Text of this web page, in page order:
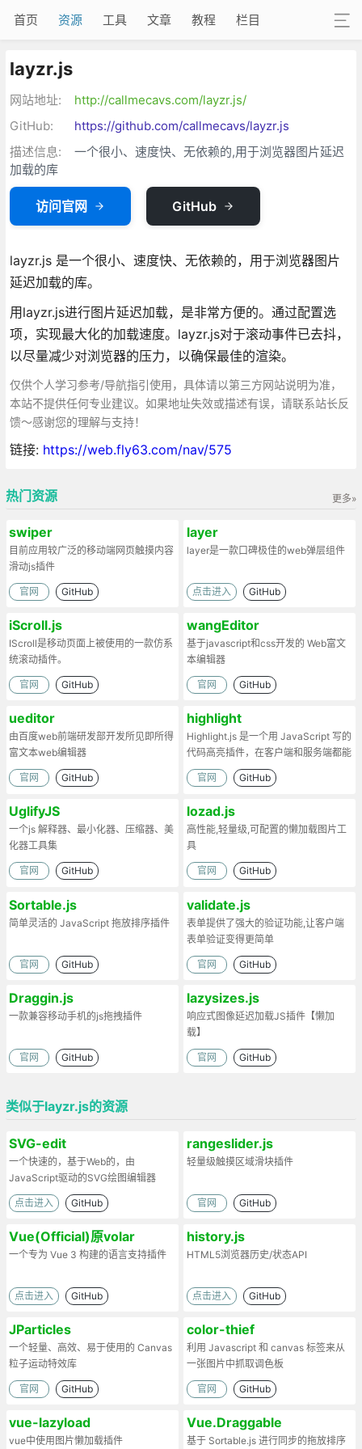
首页 资源 工具 文章 教程 栏目
layzr.js
网站地址:
http://callmecavs.com/layzr.js/
GitHub:
https://github.com/callmecavs/layzr.js
描述信息:
一个很小、速度快、无依赖的,用于浏览器图片延迟
加载的库
访问官网 GitHub
layzr.js 是一个很小、速度快、无依赖的，用于浏览器图片
延迟加载的库。
用layzr.js进行图片延迟加载，是非常方便的。通过配置选
项，实现最大化的加载速度。layzr.js对于滚动事件已去抖，
以尽量减少对浏览器的压力，以确保最佳的渲染。
仅供个人学习参考/导航指引使用，具体请以第三方网站说明为准，
本站不提供任何专业建议。如果地址失效或描述有误，请联系站长反
馈～感谢您的理解与支持！
链接: https://web.fly63.com/nav/575
更多»
热门资源
swiper
目前应用较广泛的移动端网页触摸内容
滑动js插件
官网 GitHub
layer
layer是一款口碑极佳的web弹层组件
点击进入 GitHub
iScroll.js
IScroll是移动页面上被使用的一款仿系
统滚动插件。
官网 GitHub
wangEditor
基于javascript和css开发的 Web富文
本编辑器
官网 GitHub
ueditor
由百度web前端研发部开发所见即所得
富文本web编辑器
官网 GitHub
highlight
Highlight.js 是一个用 JavaScript 写的
代码高亮插件，在客户端和服务端都能
工作。
官网 GitHub
UglifyJS
一个js 解释器、最小化器、压缩器、美
化器工具集
官网 GitHub
lozad.js
高性能,轻量级,可配置的懒加载图片工
具
官网 GitHub
Sortable.js
简单灵活的 JavaScript 拖放排序插件
官网 GitHub
validate.js
表单提供了强大的验证功能,让客户端
表单验证变得更简单
官网 GitHub
Draggin.js
一款兼容移动手机的js拖拽插件
官网 GitHub
lazysizes.js
响应式图像延迟加载JS插件【懒加
载】
官网 GitHub
类似于layzr.js的资源
SVG-edit
一个快速的，基于Web的，由
JavaScript驱动的SVG绘图编辑器
点击进入 GitHub
rangeslider.js
轻量级触摸区域滑块插件
官网 GitHub
Vue(Official)原volar
一个专为 Vue 3 构建的语言支持插件
点击进入 GitHub
history.js
HTML5浏览器历史/状态API
点击进入 GitHub
JParticles
一个轻量、高效、易于使用的 Canvas
粒子运动特效库
官网 GitHub
color-thief
利用 Javascript 和 canvas 标签来从
一张图片中抓取调色板
官网 GitHub
vue-lazyload
vue中使用图片懒加载插件
Vue.Draggable
基于 Sortable.js 进行同步的拖放排序